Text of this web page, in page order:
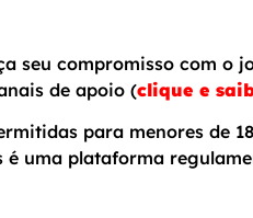
seu compromisso com o
de apoio (clique e
para menores de
é uma plataforma